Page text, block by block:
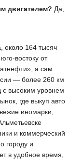
двигателем? Да,
около 164 тысяч
востоку от
а сам
— более 260 км
с высоким уровнем
где выкуп авто
иномарки,
и коммерческий
городу и
в удобное время,